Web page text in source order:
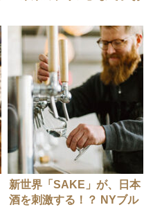
Delicious 展」
新世界「SAKE」が、日本
酒を刺激する！？ NYブル